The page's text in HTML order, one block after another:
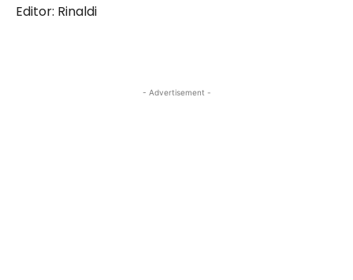
Editor: Rinaldi
- Advertisement -